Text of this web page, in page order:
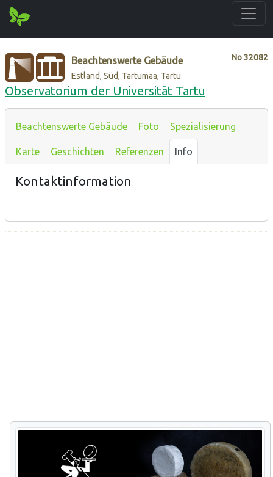
No32082
Beachtenswerte Gebäude
Estland, Süd, Tartumaa, Tartu
Observatorium der Universität Tartu
Beachtenswerte Gebäude Foto Spezialisierung
Karte Geschichten Referenzen Info
Kontaktinformation